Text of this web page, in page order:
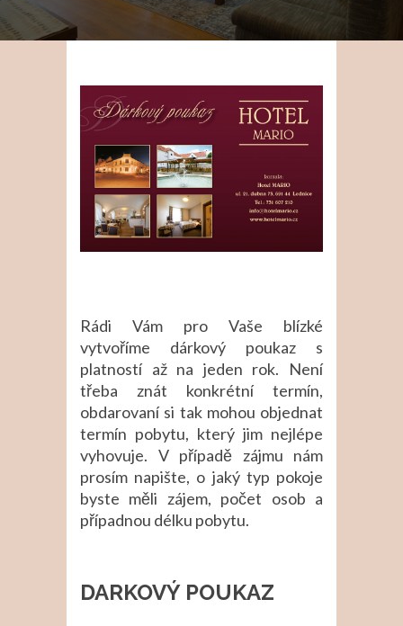
Rádi Vám pro Vaše blízké
vytvoříme dárkový poukaz s
platností až na jeden rok. Není
třeba znát konkrétní termín,
obdarovaní si tak mohou objednat
termín pobytu, který jim nejlépe
vyhovuje. V případě zájmu nám
prosím napište, o jaký typ pokoje
byste měli zájem, počet osob a
případnou délku pobytu.
DARKOVÝ POUKAZ